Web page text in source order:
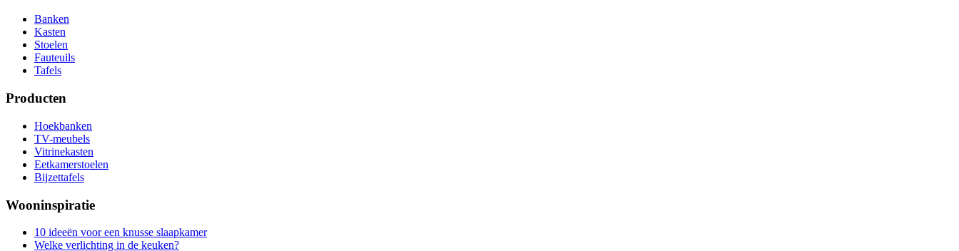
Banken
Kasten
Stoelen
Fauteuils
Tafels
Producten
Hoekbanken
TV-meubels
Vitrinekasten
Eetkamerstoelen
Bijzettafels
Wooninspiratie
10 ideeën voor een knusse slaapkamer
Welke verlichting in de keuken?